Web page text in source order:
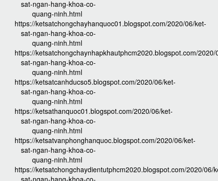
sat-ngan-hang-khoa-co-
quang-ninh.html
https://ketsatchongchayhanquoc01.blogspot.com/2020/06/ket-
sat-ngan-hang-khoa-co-
quang-ninh.html
https://ketsatchongchaynhapkhautphcm2020.blogspot.com/2020/
sat-ngan-hang-khoa-co-
quang-ninh.html
https://ketsatcanhducso5.blogspot.com/2020/06/ket-
sat-ngan-hang-khoa-co-
quang-ninh.html
https://ketsathanquoc01.blogspot.com/2020/06/ket-
sat-ngan-hang-khoa-co-
quang-ninh.html
https://ketsatvanphonghanquoc.blogspot.com/2020/06/ket-
sat-ngan-hang-khoa-co-
quang-ninh.html
https://ketsatchongchaydientutphcm2020.blogspot.com/2020/06/